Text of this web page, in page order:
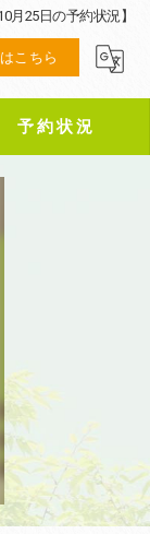
25日の予約状況】
こちら
予約状況